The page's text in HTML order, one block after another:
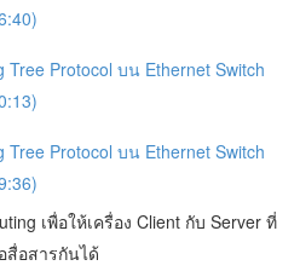
Tree Protocol บน Ethernet Switch
Tree Protocol บน Ethernet Switch
เพื่อให้เครื่อง Client กับ Server ที่
สื่อสารกันได้